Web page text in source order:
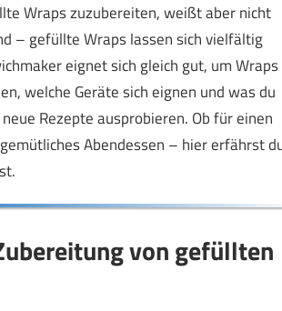
Wraps zuzubereiten, weißt aber nicht
– gefüllte Wraps lassen sich vielfältig
eignet sich gleich gut, um Wraps
welche Geräte sich eignen und was du
Rezepte ausprobieren. Ob für einen
Abendessen – hier erfährst
von gefüllten